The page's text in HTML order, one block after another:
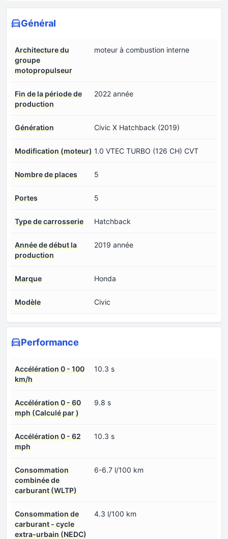
Général
Architecture du
groupe
motopropulseur
moteur à combustion interne
Fin de la période de
production
2022 année
Génération Civic X Hatchback (2019)
Modification (moteur) 1.0 VTEC TURBO (126 CH) CVT
Nombre de places 5
Portes 5
Type de carrosserie Hatchback
Année de début la
production
2019 année
Marque Honda
Modèle Civic
Performance
Accélération 0 - 100
km/h
10.3 s
Accélération 0 - 60
mph (Calculé par )
9.8 s
Accélération 0 - 62
mph
10.3 s
Consommation
combinée de
carburant (WLTP)
6-6.7 l/100 km
Consommation de
carburant - cycle
extra-urbain (NEDC)
4.3 l/100 km